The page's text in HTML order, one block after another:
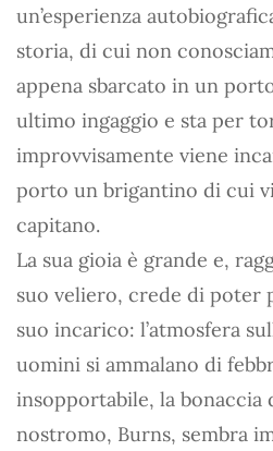
un’esperienza
storia, di cui non
appena sbarcato in un
ultimo ingaggio e sta per
improvvisamente viene
porto un brigantino di cui
capitano.
La sua gioia è grande e,
suo veliero, crede di poter
suo incarico: l’atmosfera
uomini si ammalano di
insopportabile, la
nostromo, Burns, sembra